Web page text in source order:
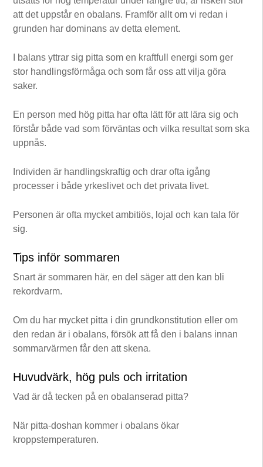
att det uppstår en obalans. Framför allt om vi redan i
grunden har dominans av detta element.
I balans yttrar sig pitta som en kraftfull energi som ger
stor handlingsförmåga och som får oss att vilja göra
saker.
En person med hög pitta har ofta lätt för att lära sig och
förstår både vad som förväntas och vilka resultat som ska
uppnås.
Individen är handlingskraftig och drar ofta igång
processer i både yrkeslivet och det privata livet.
Personen är ofta mycket ambitiös, lojal och kan tala för
sig.
Tips inför sommaren
Snart är sommaren här, en del säger att den kan bli
rekordvarm.
Om du har mycket pitta i din grundkonstitution eller om
den redan är i obalans, försök att få den i balans innan
sommarvärmen får den att skena.
Huvudvärk, hög puls och irritation
Vad är då tecken på en obalanserad pitta?
När pitta-doshan kommer i obalans ökar
kroppstemperaturen.